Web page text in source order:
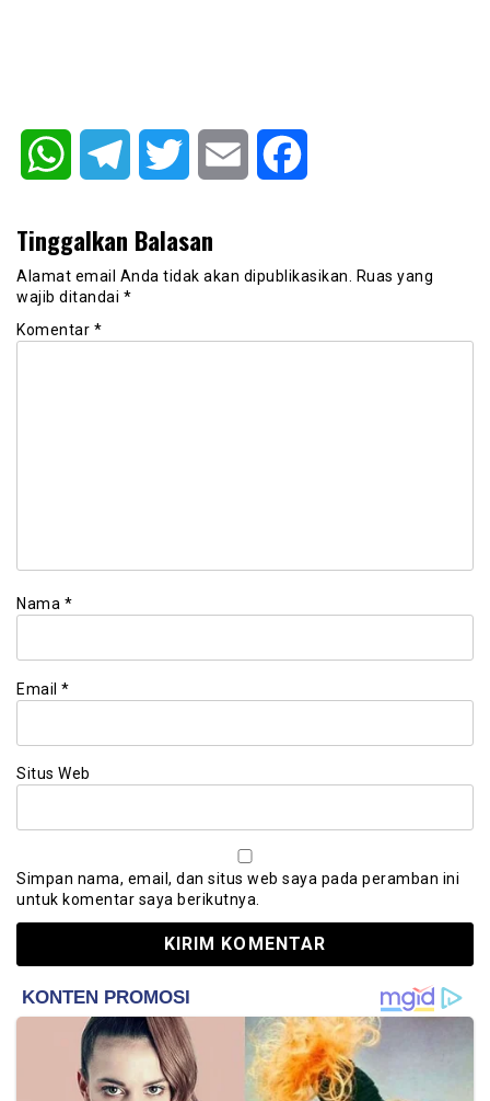
WhatsAppTelegram Twitter Email
Tinggalkan Balasan
Alamat email Anda tidak akan dipublikasikan.
Ruas yang
wajib ditandai *
Komentar *
Nama *
Email *
Situs Web
Simpan nama, email, dan situs web saya pada peramban ini
untuk komentar saya berikutnya.